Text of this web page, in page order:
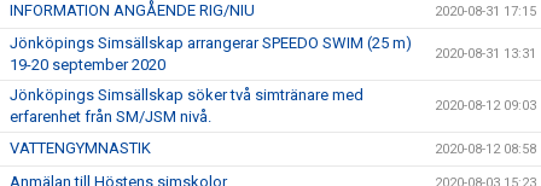
INFORMATION ANGÅENDE RIG/NIU 2020-08-31 17:15
Jönköpings Simsällskap arrangerar SPEEDO SWIM (25 m)
19-20 september 2020
2020-08-31 13:31
Jönköpings Simsällskap söker två simtränare med
erfarenhet från SM/JSM nivå.
2020-08-12 09:03
VATTENGYMNASTIK 2020-08-12 08:58
Anmälan till Höstens simskolor